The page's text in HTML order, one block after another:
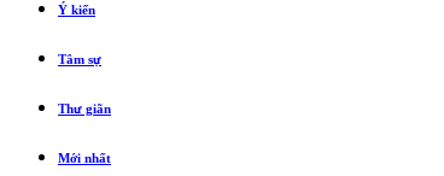
Ý kiến
Tâm sự
Thư giãn
Mới nhất